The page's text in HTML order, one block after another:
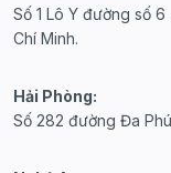
Số 1 Lô Y đường số
Chí Minh.
Hải Phòng:
Số 282 đường Đa